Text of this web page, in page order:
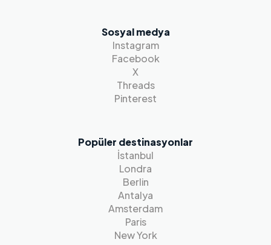
Sosyal medya
Instagram
Facebook
X
Threads
Pinterest
Popüler destinasyonlar
İstanbul
Londra
Berlin
Antalya
Amsterdam
Paris
New York